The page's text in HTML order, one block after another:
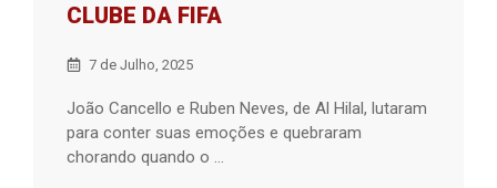
CLUBE DA FIFA
7 de Julho, 2025
João Cancello e Ruben Neves, de Al Hilal, lutaram
para conter suas emoções e quebraram
chorando quando o ...